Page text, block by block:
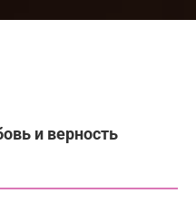
и верность